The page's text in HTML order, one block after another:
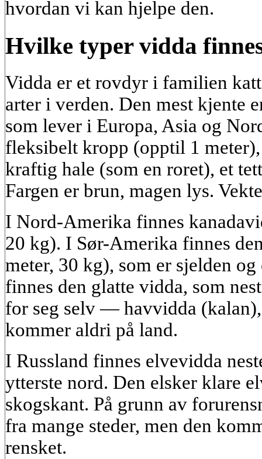
hvordan vi kan hjelpe den.
Hvilke typer vidda
Vidda er et rovdyr i familien
arter i verden. Den mest kjente
som lever i Europa, Asia og
fleksibelt kropp (opptil 1
kraftig hale (som en roret), et
Fargen er brun, magen lys.
I Nord-Amerika finnes
20 kg). I Sør-Amerika finnes
meter, 30 kg), som er sjelden
finnes den glatte vidda, som
for seg selv — havvidda
kommer aldri på land.
I Russland finnes elvevidda
ytterste nord. Den elsker klare
skogskant. På grunn av
fra mange steder, men den
rensket.